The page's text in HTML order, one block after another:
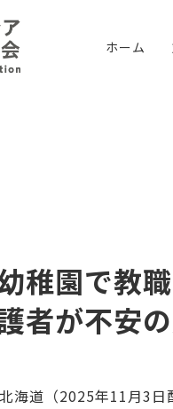
ホーム
稚園で教
者が不安
海道（2025年11月3日